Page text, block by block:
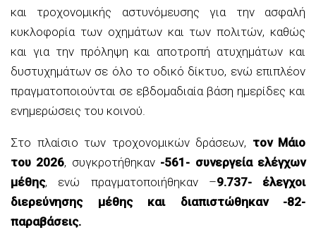
και τροχονομικής αστυνόμευσης για την ασφαλή
κυκλοφορία των οχημάτων και των πολιτών, καθώς
και για την πρόληψη και αποτροπή ατυχημάτων και
δυστυχημάτων σε όλο το οδικό δίκτυο, ενώ επιπλέον
πραγματοποιούνται σε εβδομαδιαία βάση ημερίδες και
ενημερώσεις του κοινού.
Στο πλαίσιο των τροχονομικών δράσεων, τον Μάιο
του 2026, συγκροτήθηκαν -561- συνεργεία ελέγχων
μέθης, ενώ πραγματοποιήθηκαν –9.737- έλεγχοι
διερεύνησης μέθης και διαπιστώθηκαν -82-
παραβάσεις.